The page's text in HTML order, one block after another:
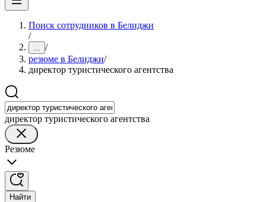
Поиск сотрудников в Белиджи
/
... /
резюме в Белиджи/
директор туристического агентства
директор туристического агентства
Резюме
Найти